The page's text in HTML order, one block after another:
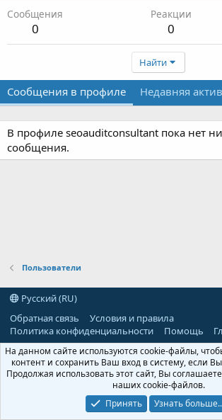
Сообщения
0
Реакции
0
Найти
Сообщения в профиле Недавняя
В профиле seoauditconsultant пока нет
сообщения.
Пользователи
Русский (RU)
Обратная связь
Условия и правила
Политика конфиденциальности
Помощь
На данном сайте используются cookie-файлы,
контент и сохранить Ваш вход в систему, если
Продолжая использовать этот сайт, Вы
наших cookie-файлов.
Принять
Узнать